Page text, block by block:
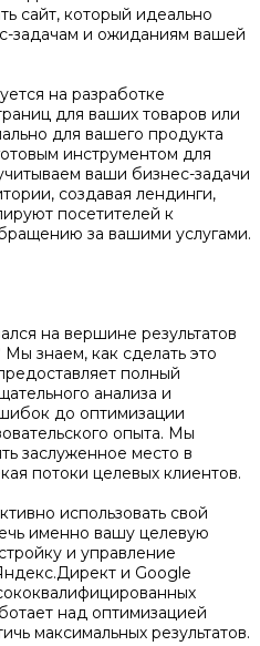
сайт, который идеально
задачам и ожиданиям вашей
на разработке
для ваших товаров или
для вашего продукта
инструментом для
ваши бизнес-задачи
создавая лендинги,
посетителей к
за вашими услугами.
на вершине результатов
знаем, как сделать это
полный
анализа и
до оптимизации
опыта. Мы
заслуженное место в
потоки целевых клиентов.
использовать свой
именно вашу целевую
и управление
и Google
над оптимизацией
максимальных результатов.